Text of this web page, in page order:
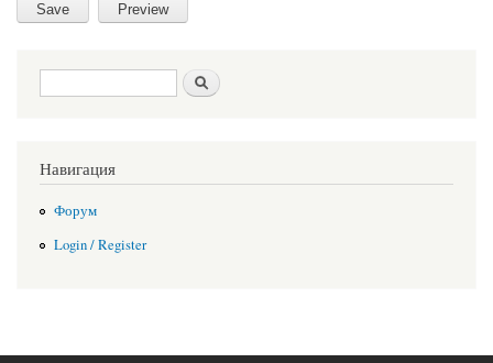
Search form
Навигация
Форум
Login / Register